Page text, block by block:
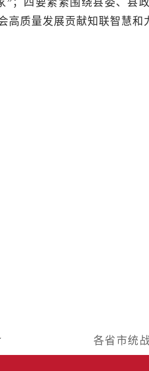
”；四要紧紧围绕县委、县
高质量发展贡献知联智慧和
各省市统